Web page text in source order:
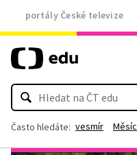
portály České televize
Často hledáte: vesmír Měsíc